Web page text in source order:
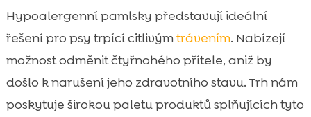
Hypoalergenní pamlsky představují ideální
řešení pro psy trpící citlivýmtrávením. Nabízejí
možnost odměnit čtyřnohého přítele, aniž by
došlo k narušení jeho zdravotního stavu. Trh nám
poskytuje širokou paletu produktů splňujících tyto